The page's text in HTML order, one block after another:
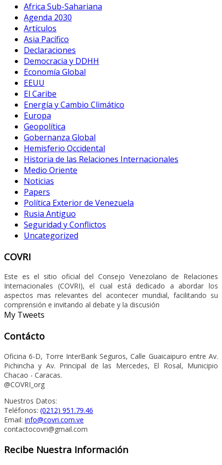
Africa Sub-Sahariana
Agenda 2030
Artículos
Asia Pacífico
Declaraciones
Democracia y DDHH
Economía Global
EEUU
El Caribe
Energía y Cambio Climático
Europa
Geopolítica
Gobernanza Global
Hemisferio Occidental
Historia de las Relaciones Internacionales
Medio Oriente
Noticias
Papers
Política Exterior de Venezuela
Rusia Antiguo
Seguridad y Conflictos
Uncategorized
COVRI
Este es el sitio oficial del Consejo Venezolano de Relaciones
Internacionales (COVRI), el cual está dedicado a abordar los
aspectos mas relevantes del acontecer mundial, facilitando su
comprensión e invitando al debate y la discusión
My Tweets
Contácto
Oficina 6-D, Torre InterBank Seguros, Calle Guaicaipuro entre Av.
Pichincha y Av. Principal de las Mercedes, El Rosal, Municipio
Chacao - Caracas.
@COVRI_org
Nuestros Datos:
Teléfonos: (0212) 951.79.46
Email: info@covri.com.ve
contactocovri@gmail.com
Recibe Nuestra Información